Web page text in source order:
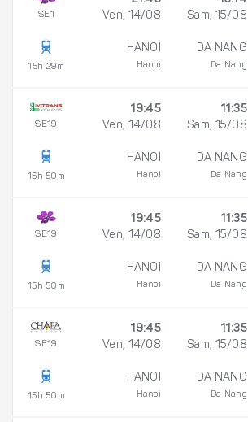
SE1
15h 29m
Ven, 14/08
HANOI
Hanoi
Sam, 15/08
DA NANG
Da Nang
SE19
15h 50m
19:45
Ven, 14/08
HANOI
Hanoi
11:35
Sam, 15/08
DA NANG
Da Nang
SE19
15h 50m
19:45
Ven, 14/08
HANOI
Hanoi
11:35
Sam, 15/08
DA NANG
Da Nang
SE19
15h 50m
19:45
Ven, 14/08
HANOI
Hanoi
11:35
Sam, 15/08
DA NANG
Da Nang